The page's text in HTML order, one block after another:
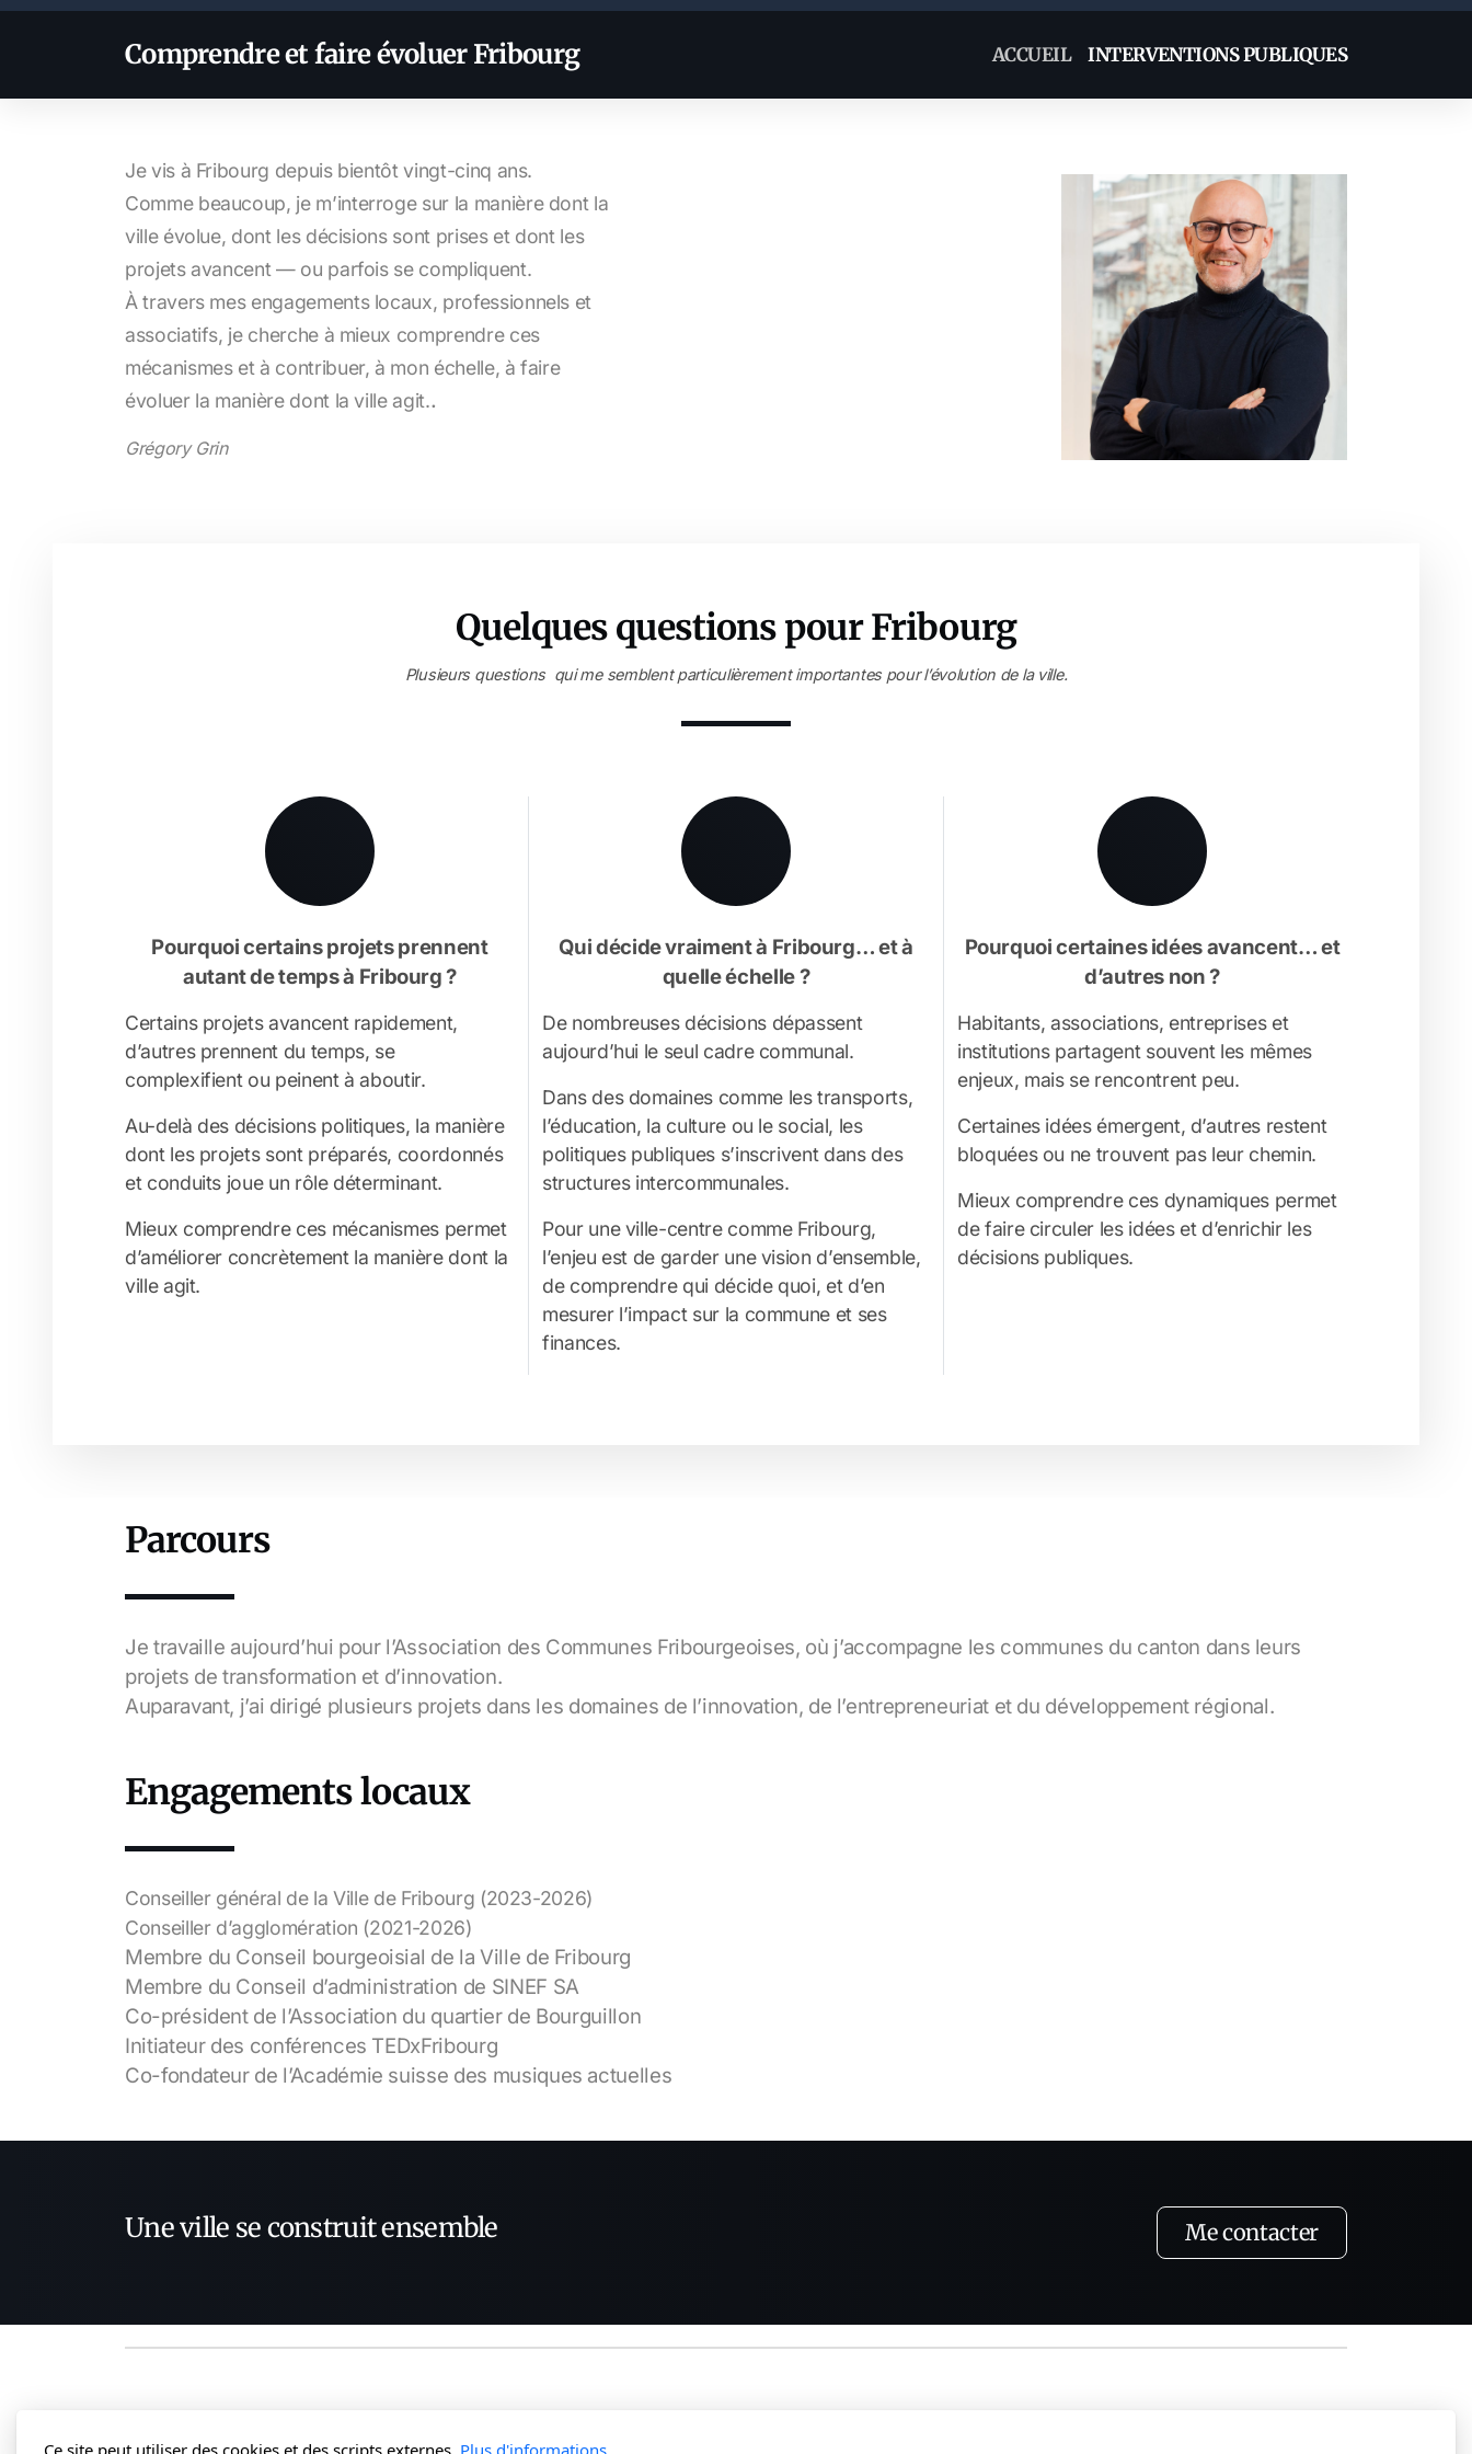
Comprendre et faire évoluer Fribourg ACCUEIL INTERVENTIONS PUBLIQUES
Je vis à Fribourg depuis bientôt vingt-cinq ans.
Comme beaucoup, je m’interroge sur la manière dont la
ville évolue, dont les décisions sont prises et dont les
projets avancent — ou parfois se compliquent.
À travers mes engagements locaux, professionnels et
associatifs, je cherche à mieux comprendre ces
mécanismes et à contribuer, à mon échelle, à faire
évoluer la manière dont la ville agit..
Grégory Grin
Quelques questions pour Fribourg
Plusieurs questions qui me semblent particulièrement importantes pour l’évolution de la ville.
Pourquoi certains projets prennent
autant de temps à Fribourg ?
Certains projets avancent rapidement,
d’autres prennent du temps, se
complexifient ou peinent à aboutir.
Au-delà des décisions politiques, la manière
dont les projets sont préparés, coordonnés
et conduits joue un rôle déterminant.
Mieux comprendre ces mécanismes permet
d’améliorer concrètement la manière dont la
ville agit.
Qui décide vraiment à Fribourg… et à
quelle échelle ?
De nombreuses décisions dépassent
aujourd’hui le seul cadre communal.
Dans des domaines comme les transports,
l’éducation, la culture ou le social, les
politiques publiques s’inscrivent dans des
structures intercommunales.
Pour une ville-centre comme Fribourg,
l’enjeu est de garder une vision d’ensemble,
de comprendre qui décide quoi, et d’en
mesurer l’impact sur la commune et ses
finances.
Pourquoi certaines idées avancent… et
d’autres non ?
Habitants, associations, entreprises et
institutions partagent souvent les mêmes
enjeux, mais se rencontrent peu.
Certaines idées émergent, d’autres restent
bloquées ou ne trouvent pas leur chemin.
Mieux comprendre ces dynamiques permet
de faire circuler les idées et d’enrichir les
décisions publiques.
Parcours
Je travaille aujourd’hui pour l’Association des Communes Fribourgeoises, où j’accompagne les communes du canton dans leurs
projets de transformation et d’innovation.
Auparavant, j’ai dirigé plusieurs projets dans les domaines de l’innovation, de l’entrepreneuriat et du développement régional.
Engagements locaux
Conseiller général de la Ville de Fribourg (2023-2026)
Conseiller d’agglomération (2021-2026)
Membre du Conseil bourgeoisial de la Ville de Fribourg
Membre du Conseil d’administration de SINEF SA
Co-président de l’Association du quartier de Bourguillon
Initiateur des conférences TEDxFribourg
Co-fondateur de l’Académie suisse des musiques actuelles
Une ville se construit ensemble Me contacter
Ce site peut utiliser des cookies et des scripts externes. Plus d'informations